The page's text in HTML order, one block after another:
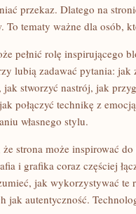
przekaz. Dlatego na
To tematy ważne dla osób,
pełnić rolę inspirującego
lubią zadawać pytania:
stworzyć nastrój, jak
połączyć technikę z
własnego stylu.
że strona może inspirować
i grafika coraz częściej
jak wykorzystywać
jak autentyczność.